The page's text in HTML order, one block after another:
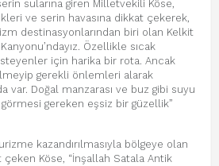
sularına giren Milletvekili Köse,
ve serin havasına dikkat çekerek,
destinasyonlarından biri olan Kelkit
Özellikle sıcak
için harika bir rota. Ancak
gerekli önlemleri alarak
var. Doğal manzarası ve buz gibi suyu
gereken eşsiz bir güzellik”
kazandırılmasıyla bölgeye olan
çeken Köse, “İnşallah Satala Antik